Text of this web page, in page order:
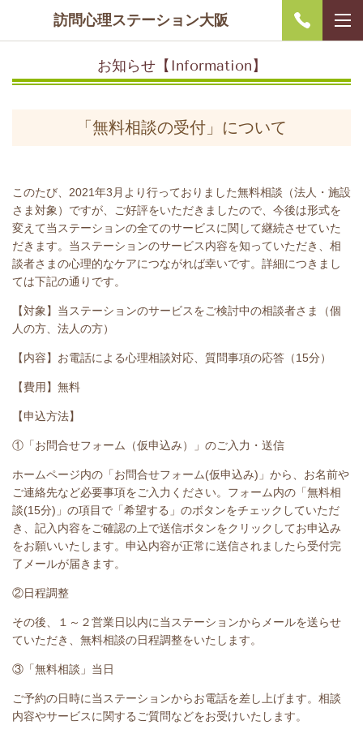
訪問心理ステーション大阪
お知らせ【Information】
「無料相談の受付」について
このたび、2021年3月より行っておりました無料相談（法人・施設
さま対象）ですが、ご好評をいただきましたので、今後は形式を
変えて当ステーションの全てのサービスに関して継続させていた
だきます。当ステーションのサービス内容を知っていただき、相
談者さまの心理的なケアにつながれば幸いです。詳細につきまし
ては下記の通りです。
【対象】当ステーションのサービスをご検討中の相談者さま（個
人の方、法人の方）
【内容】お電話による心理相談対応、質問事項の応答（15分）
【費用】無料
【申込方法】
①「お問合せフォーム（仮申込み）」のご入力・送信
ホームページ内の「お問合せフォーム(仮申込み)」から、お名前や
ご連絡先など必要事項をご入力ください。フォーム内の「無料相
談(15分)」の項目で「希望する」のボタンをチェックしていただ
き、記入内容をご確認の上で送信ボタンをクリックしてお申込み
をお願いいたします。申込内容が正常に送信されましたら受付完
了メールが届きます。
②日程調整
その後、１～２営業日以内に当ステーションからメールを送らせ
ていただき、無料相談の日程調整をいたします。
③「無料相談」当日
ご予約の日時に当ステーションからお電話を差し上げます。相談
内容やサービスに関するご質問などをお受けいたします。